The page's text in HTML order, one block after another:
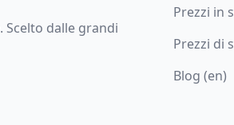
Scelto dalle grandi
Prezzi in
Prezzi di
Blog (en)